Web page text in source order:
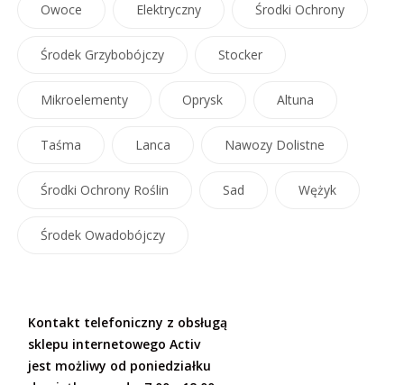
Owoce Elektryczny Środki Ochrony
Środek Grzybobójczy Stocker
Mikroelementy Oprysk Altuna
Taśma Lanca Nawozy Dolistne
Środki Ochrony Roślin Sad Wężyk
Środek Owadobójczy
Kontakt telefoniczny z obsługą
sklepu internetowego Activ
jest możliwy od poniedziałku